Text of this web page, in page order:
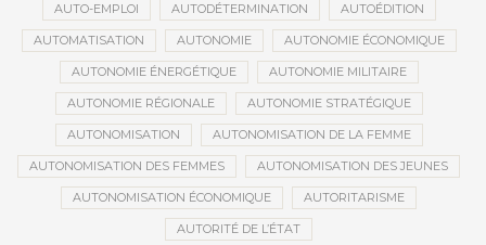
AUTO-EMPLOI AUTODÉTERMINATION AUTOÉDITION
AUTOMATISATION AUTONOMIE AUTONOMIE ÉCONOMIQUE
AUTONOMIE ÉNERGÉTIQUE AUTONOMIE MILITAIRE
AUTONOMIE RÉGIONALE AUTONOMIE STRATÉGIQUE
AUTONOMISATION AUTONOMISATION DE LA FEMME
AUTONOMISATION DES FEMMES AUTONOMISATION DES JEUNES
AUTONOMISATION ÉCONOMIQUE AUTORITARISME
AUTORITÉ DE L’ÉTAT